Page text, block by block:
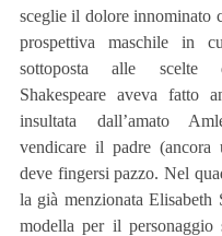
sceglie il dolore innominato
prospettiva maschile in
sottoposta alle scelte
Shakespeare aveva fatto
insultata dall’amato
vendicare il padre (ancora
deve fingersi pazzo. Nel
la già menzionata Elisabeth
modella per il personaggio